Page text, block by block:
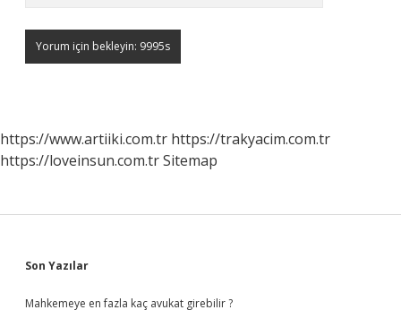
https://www.artiiki.com.tr https://trakyacim.com.tr
https://loveinsun.com.trSitemap
Sidebar
Son Yazılar
Mahkemeye en fazla kaç avukat girebilir ?